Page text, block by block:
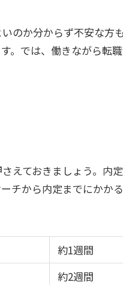
のか分からず不安な方
。では、働きながら転
えておきましょう。内
チから内定までにかか
約1週間
約2週間